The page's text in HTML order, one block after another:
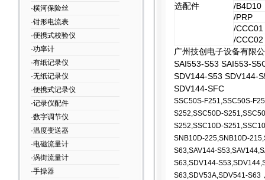
·横河保险丝
·钳形电流表
·便携式校验仪
·功率计
·有纸记录仪
·无纸记录仪
·便携式记录仪
·记录仪配件
·数字调节仪
·温度变送器
·电磁流量计
·涡街流量计
·手操器
选配件
/B4D10
/PRP
/CCC01
/CCC02
广州技创电子设备有限
SAI553-S53 SAI553-
SDV144-S53 SDV144-
SDV144-SFC
SSC50S-F251,SSC50S-
S252,SSC50D-
S252,SSC10D-
SNB10D-225,SNB10D-
S63,SAV144-
S63,SDV144-
S63,SDV53A,SDV541-S63